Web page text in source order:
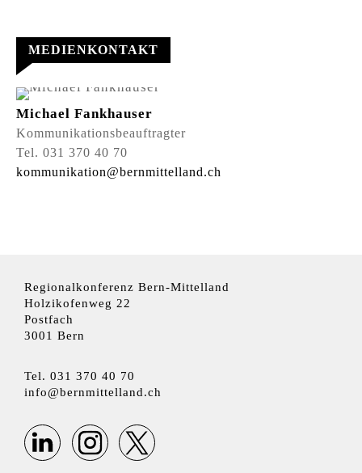
MEDIENKONTAKT
Michael Fankhauser
Kommunikationsbeauftragter
Tel. 031 370 40 70
k mm n k t n b rnm tt ll nd ch
Regionalkonferenz Bern-Mittelland
Holzikofenweg 22
Postfach
3001 Bern
Tel. 031 370 40 70
nf
b rnm tt ll nd ch